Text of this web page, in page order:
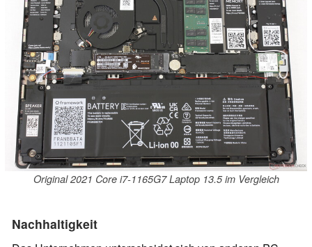
Original 2021 Core i7-1165G7 Laptop 13.5 im Vergleich
Nachhaltigkeit